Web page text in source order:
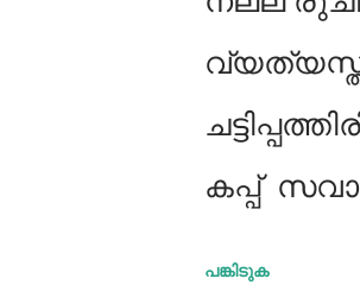
കപ്പ്‌
പങ്കിടുക